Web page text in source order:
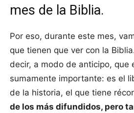
mes de la Biblia.
Por eso, durante este mes,
que tienen que ver con la
decir, a modo de anticipo, que
sumamente importante: es el
de la historia, el que tiene
de los más difundidos, pero